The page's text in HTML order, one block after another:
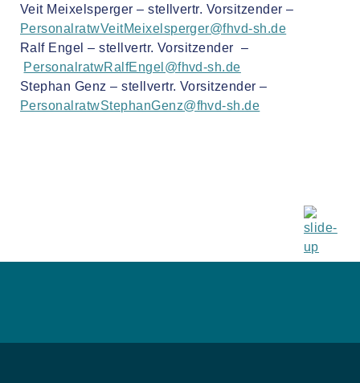
Veit Meixelsperger – stellvertr. Vorsitzender –
PersonalratwVeitMeixelsperger@fhvd-sh.de
Ralf Engel – stellvertr. Vorsitzender –
PersonalratwRalfEngel@fhvd-sh.de
Stephan Genz – stellvertr. Vorsitzender –
PersonalratwStephanGenz@fhvd-sh.de